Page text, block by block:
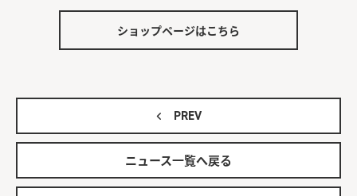
ショップページはこちら
PREV
ニュース一覧へ戻る